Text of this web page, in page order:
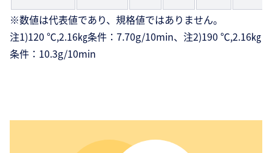
※数値は代表値であり、規格値ではありません。
注1)120 ℃,2.16㎏条件：7.70g/10min、注2)190 ℃,2.16㎏
条件：10.3g/10min